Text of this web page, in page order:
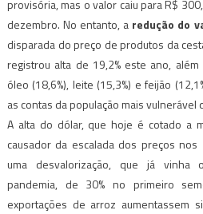
provisória, mas o valor caiu para R$
dezembro. No entanto, a redução do
disparada do preço de produtos da
registrou alta de 19,2% este ano,
óleo (18,6%), leite (15,3%) e feijão
as contas da população mais vulnerável
A alta do dólar, que hoje é cotado a
causador da escalada dos preços
uma desvalorização, que já vinha
pandemia, de 30% no primeiro
exportações de arroz aumentassem